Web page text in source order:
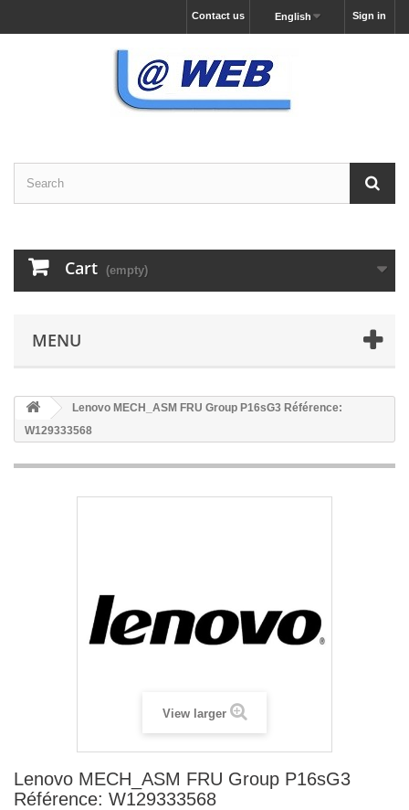
Sign in
English
Contact us
Cart (empty)
MENU
Lenovo MECH_ASM FRU Group P16sG3 Référence:
W129333568
View larger
Lenovo MECH_ASM FRU Group P16sG3
Référence: W129333568